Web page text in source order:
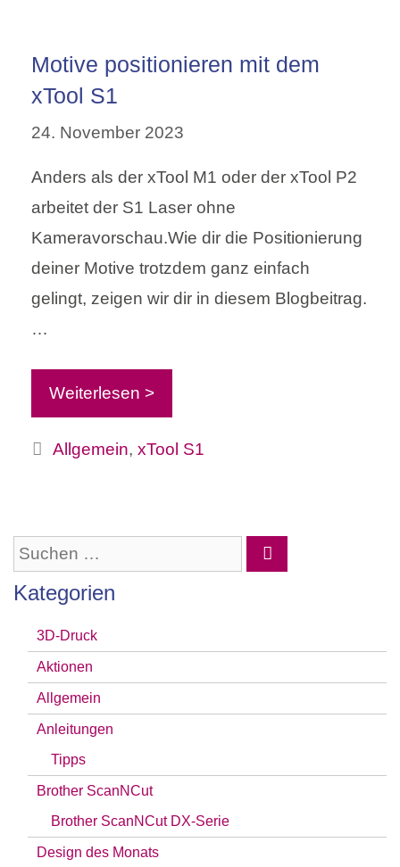
Motive positionieren mit dem
xTool S1
24. November 2023
Anders als der xTool M1 oder der xTool P2
arbeitet der S1 Laser ohne
Kameravorschau.Wie dir die Positionierung
deiner Motive trotzdem ganz einfach
gelingt, zeigen wir dir in diesem Blogbeitrag.
…
Weiterlesen >
Kategorien
Allgemein,xTool S1
Suchen
Kategorien
3D-Druck
Aktionen
Allgemein
Anleitungen
Tipps
Brother ScanNCut
Brother ScanNCut DX-Serie
Design des Monats